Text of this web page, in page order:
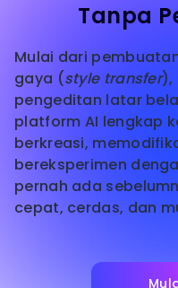
Tanpa
Mulai dari
gaya (style transfer),
pengeditan latar
platform AI lengkap
berkreasi,
bereksperimen
pernah ada
cepat, cerdas, dan